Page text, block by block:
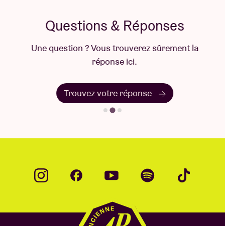
Questions & Réponses
Une question ? Vous trouverez sûrement la
réponse ici.
Trouvez votre réponse